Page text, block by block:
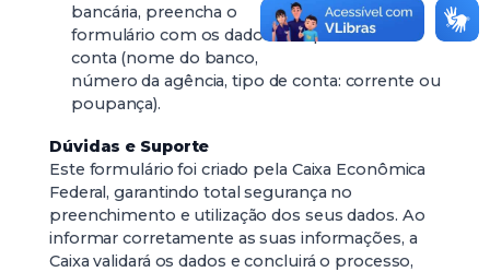
bancária, preencha o
formulário com os dados completos da sua
conta (nome do banco,
número da agência, tipo de conta: corrente ou
poupança).
Dúvidas e Suporte
Este formulário foi criado pela Caixa Econômica
Federal, garantindo total segurança no
preenchimento e utilização dos seus dados. Ao
informar corretamente as suas informações, a
Caixa validará os dados e concluirá o processo,